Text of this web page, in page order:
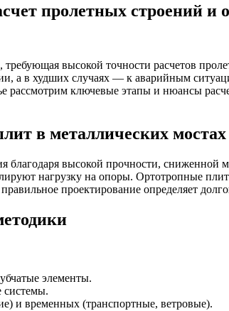
пролетных строений и
высокой точности расчетов
а в худших случаях — к аварийным
ключевые этапы и нюансы
в металлических мостах
высокой прочности, сниженной
нагрузку на опоры. Ортотропные
проектирование определяет
элементы.
системы.
и временных (транспортные, ветровые).